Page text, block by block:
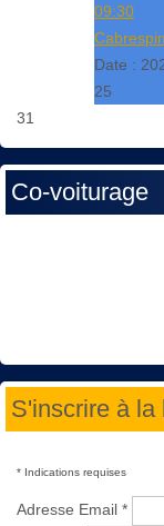
09:30
Date :
25
31
Co-voiturage
S'inscrire à la
* Indications requises
Adresse Email *